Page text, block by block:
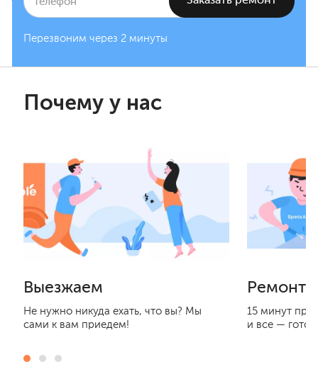
Перезвоним через 2 минуты
Почему у нас
Выезжаем
Не нужно никуда ехать, что вы? Мы
сами к вам приедем!
15 минут
и все —